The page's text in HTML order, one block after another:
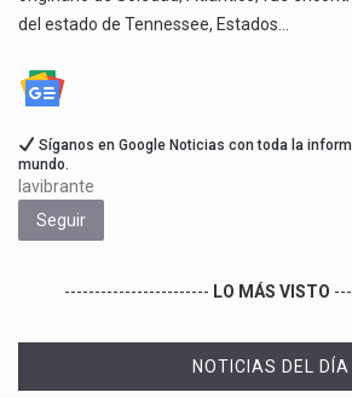
del estado de Tennessee, Estados…
Síganos en Google Noticias con toda la
mundo.
lavibrante
Seguir
------------------------ LO MÁS VISTO
NOTICIAS DEL DÍA